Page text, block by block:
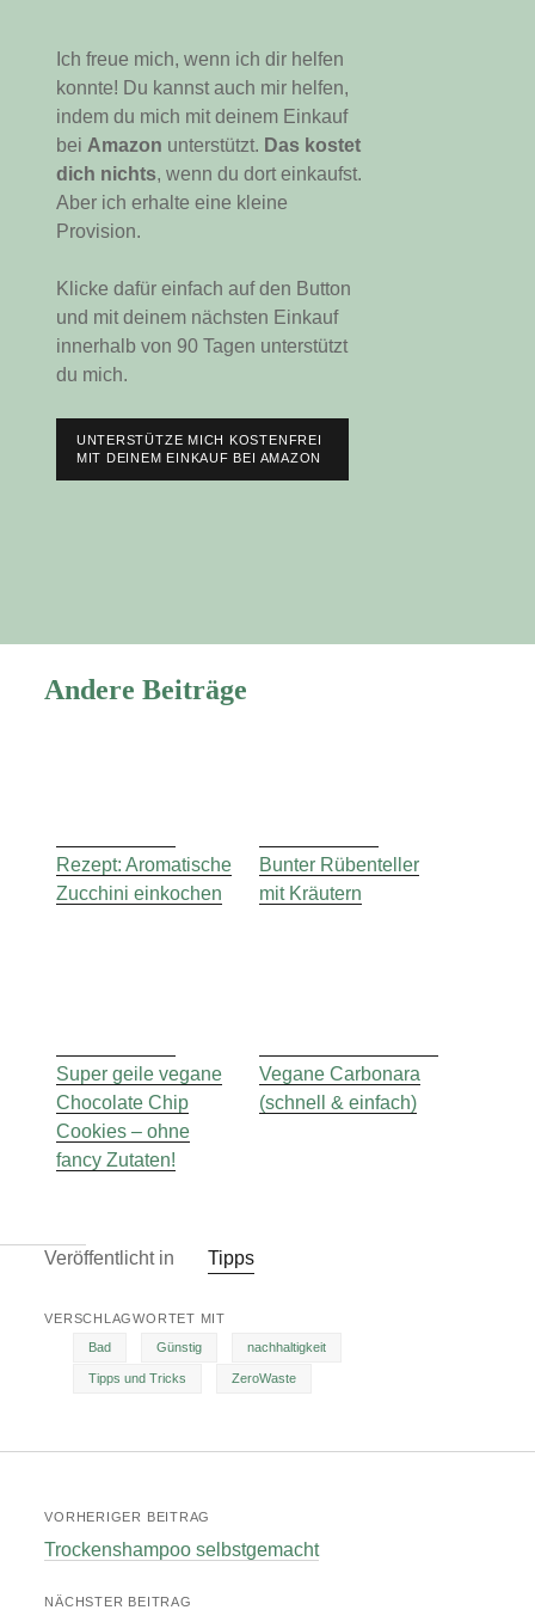
Ich freue mich, wenn ich dir helfen
konnte! Du kannst auch mir helfen,
indem du mich mit deinem Einkauf
bei Amazon unterstützt. Das kostet
dich nichts, wenn du dort einkaufst.
Aber ich erhalte eine kleine
Provision.
Klicke dafür einfach auf den Button
und mit deinem nächsten Einkauf
innerhalb von 90 Tagen unterstützt
du mich.
UNTERSTÜTZE MICH KOSTENFREI
MIT DEINEM EINKAUF BEI AMAZON
Andere Beiträge
Rezept: Aromatische
Zucchini einkochen
Bunter Rübenteller
mit Kräutern
Super geile vegane
Chocolate Chip
Cookies – ohne
fancy Zutaten!
Vegane Carbonara
(schnell & einfach)
Veröffentlicht in Tipps
VERSCHLAGWORTET MIT
Bad
Günstig nachhaltigkeit
Tipps und Tricks ZeroWaste
VORHERIGER BEITRAG
Trockenshampoo selbstgemacht
NÄCHSTER BEITRAG